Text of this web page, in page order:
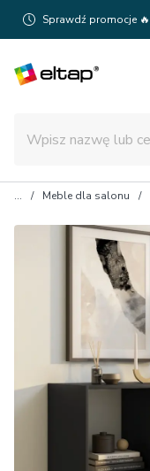
Sprawdź promocje 🔥
Meble dla salonu